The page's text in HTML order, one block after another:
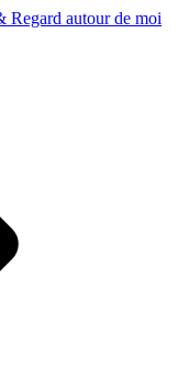
Regard autour de moi